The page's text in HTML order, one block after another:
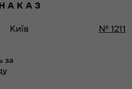
А К А З
Київ № 1211
за